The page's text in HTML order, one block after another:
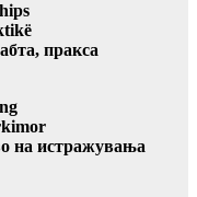
пракса
на истражувања